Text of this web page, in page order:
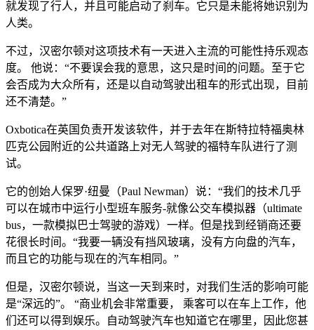
就发现了行人，并且可能启动了刹车。它只是未能将她识别为
人类。
不过，汉密尔顿对这项技术有一天进入主流的可能性持乐观态
度。 他说：“不要误会我的意思，这只是时间的问题。至于它
会否成为大众所有，还是以自动驾驶出租车的形式出现，目前
还不清楚。”
Oxbotica在英国负责开发该软件，并于去年在斯特拉特福奥林
匹克公园附近的公共道路上对无人驾驶的福特车队进行了测
试。
它的创始人保罗·纽曼（Paul Newman）说：“我们的技术几乎
可以在城市中运行小型班车服务-就像公交车模拟器（ultimate
bus，一款模拟巴士驾驶的游戏）一样。但是找到经销商还要
花很长时间。“我要一辆没有挡风玻璃，没有方向盘的汽车，
而且它的功能与现在的汽车相同。”
但是，汉密尔顿说，当这一天到来时，对我们生活的影响可能
是“深远的”。 “商业机会非常重要， 乘客可以在车上工作，他
们还可以得到娱乐。自动驾驶汽车也知道它在哪里，因此您甚